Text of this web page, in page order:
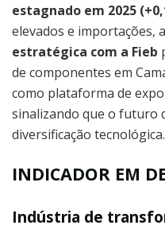
estagnado em 2025
elevados e importações, a
estratégica com a Fieb
de componentes em
como plataforma de
sinalizando que o futuro
diversificação tecnológica.
INDICADOR EM
Indústria de